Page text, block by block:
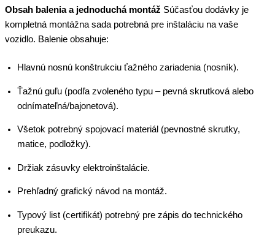
Obsah balenia a jednoduchá montáž Súčasťou dodávky je
kompletná montážna sada potrebná pre inštaláciu na vaše
vozidlo. Balenie obsahuje:
Hlavnú nosnú konštrukciu ťažného zariadenia (nosník).
Ťažnú guľu (podľa zvoleného typu – pevná skrutková alebo
odnímateľná/bajonetová).
Všetok potrebný spojovací materiál (pevnostné skrutky,
matice, podložky).
Držiak zásuvky elektroinštalácie.
Prehľadný grafický návod na montáž.
Typový list (certifikát) potrebný pre zápis do technického
preukazu.